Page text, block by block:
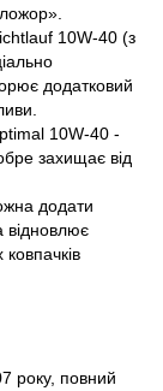
10W-40 (з
додатковий
10W-40 -
захищає від
додати
відновлює
року, повний